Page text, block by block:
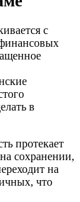
с
в
протекает
сохранении,
на
что